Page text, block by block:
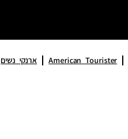
American Tourister ארנקי נשים